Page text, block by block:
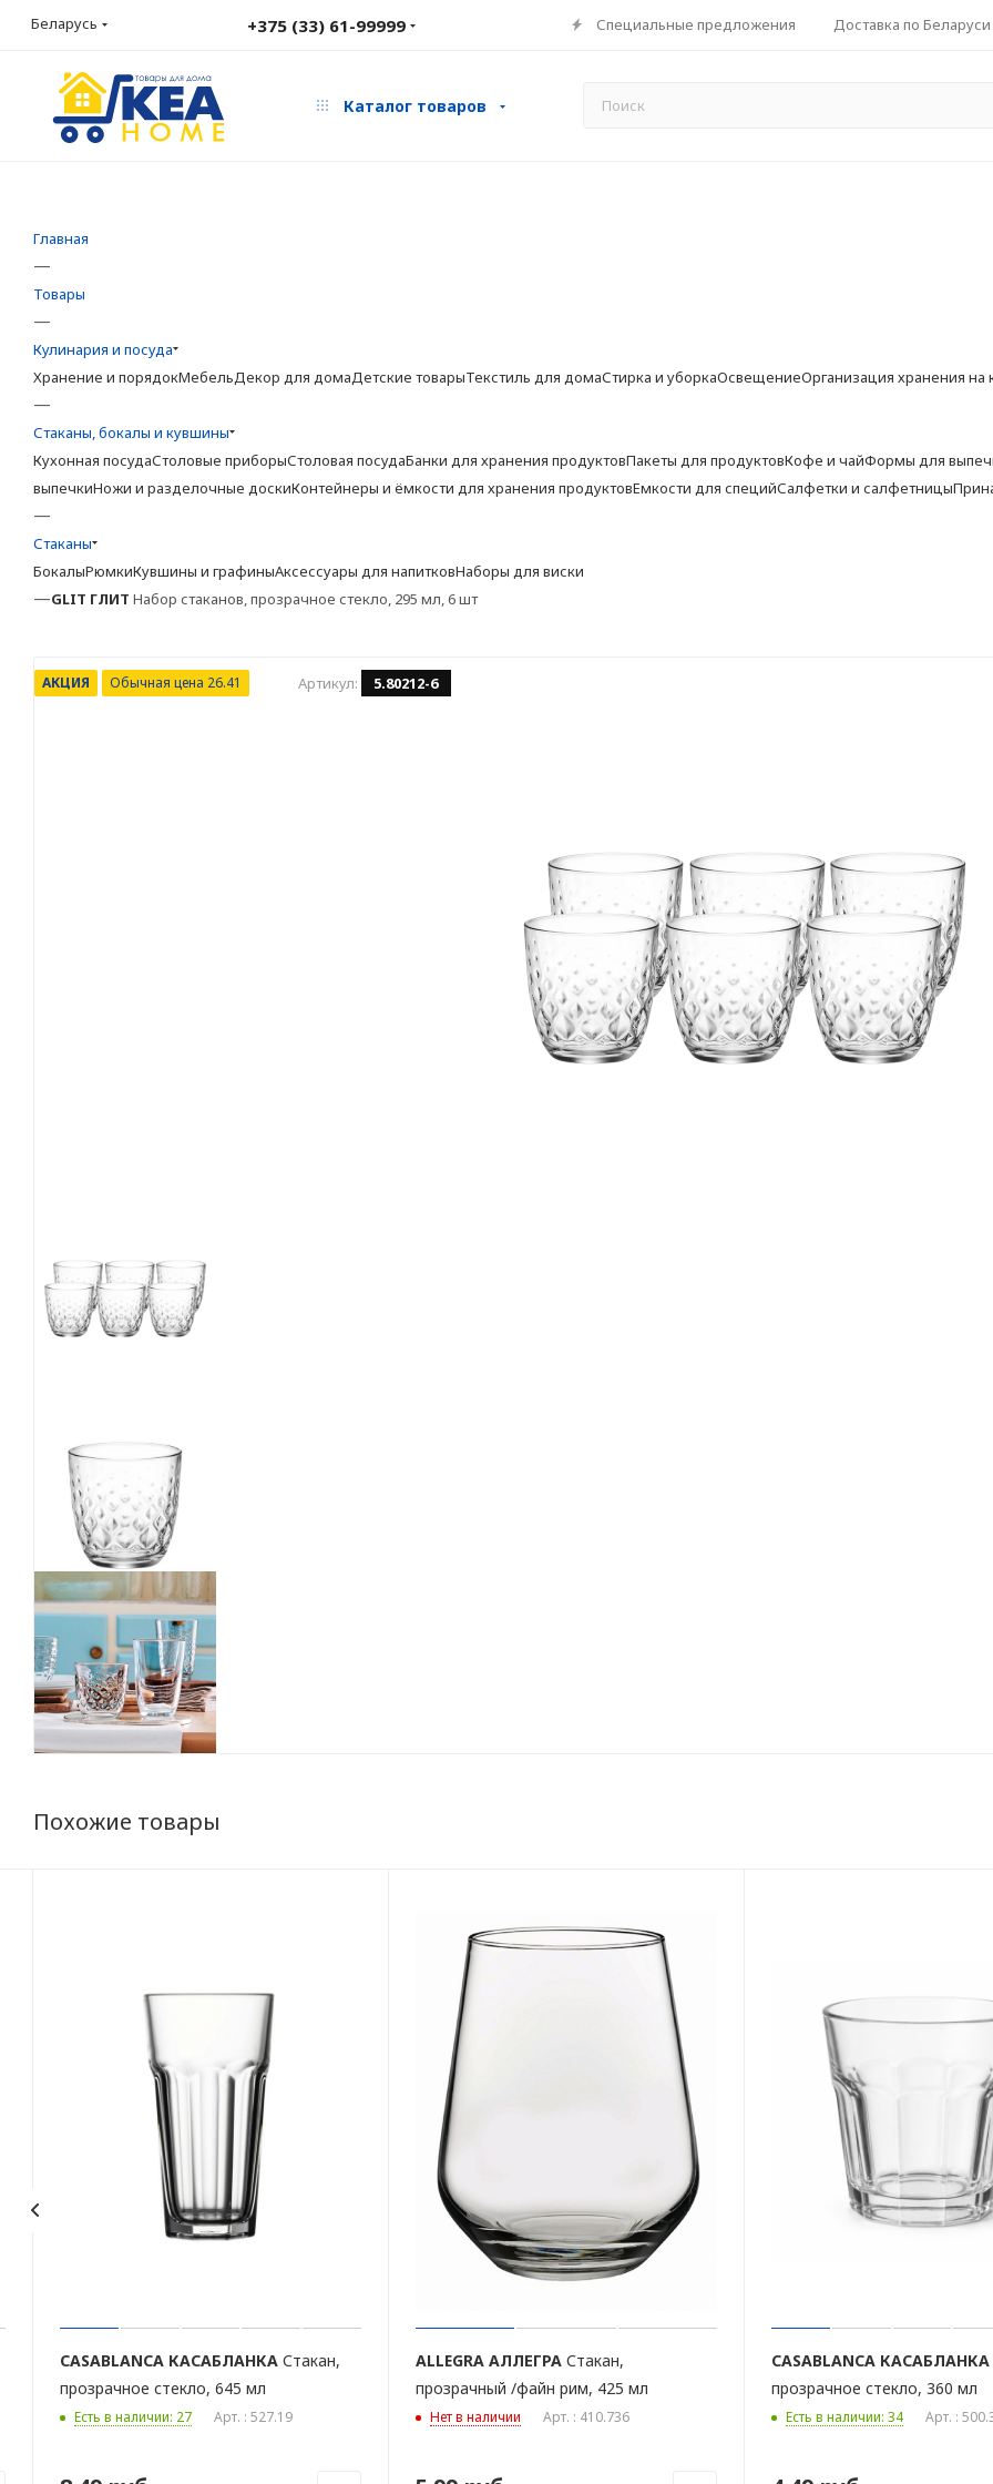
Беларусь +375 (33) 61-99999 Специальные предложения Доставка по Беларуси
Каталог товаров
Главная
—
Товары
—
Кулинария и посуда
Хранение и порядокМебельДекор для домаДетские товарыТекстиль для домаСтирка и уборкаОсвещениеОрганизация хранения на
—
Стаканы, бокалы и кувшины
Кухонная посудаСтоловые приборыСтоловая посудаБанки для хранения продуктовПакеты для продуктовКофе и чайФормы для
выпечкиНожи и разделочные доскиКонтейнеры и ёмкости для хранения продуктовЕмкости для специйСалфетки и салфетницы
—
Стаканы
БокалыРюмкиКувшины и графиныАксессуары для напитковНаборы для виски
—GLIT ГЛИТ Набор стаканов, прозрачное стекло, 295 мл, 6 шт
АКЦИЯ Обычная цена 26.41 Артикул: 5.80212-6
Похожие товары
CASABLANCA КАСАБЛАНКА Стакан,
прозрачное стекло, 645 мл
Есть в наличии: 27 Арт. : 527.19
ALLEGRA АЛЛЕГРА Стакан,
прозрачный /файн рим, 425 мл
Нет в наличии Арт. : 410.736
CASABLANCA КАСАБЛАНКА
прозрачное стекло, 360 мл
Есть в наличии: 34 Арт. :